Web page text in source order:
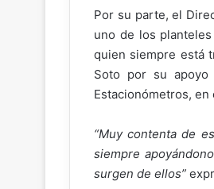
Por su parte, el
uno de los
quien siempre está
Soto por su
Estacionómetros, en
“Muy contenta de
siempre
surgen de ellos”